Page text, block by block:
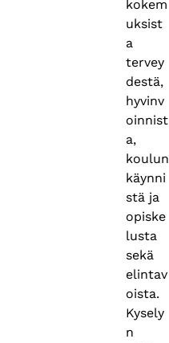
kokem
uksist
a
tervey
destä,
hyvinv
oinnist
a,
koulun
käynni
stä ja
opiske
lusta
sekä
elintav
oista.
Kysely
n